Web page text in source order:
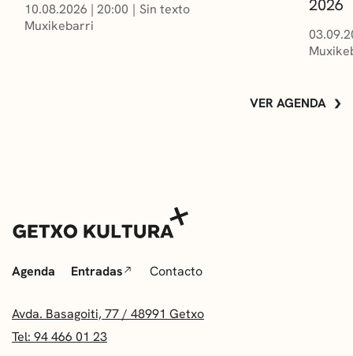
10.08.2026 | 20:00
Sin texto
Muxikebarri
2026
VER AGENDA
Agenda Entradas Contacto
Avda. Basagoiti, 77 / 48991 Getxo
Tel: 94 466 01 23